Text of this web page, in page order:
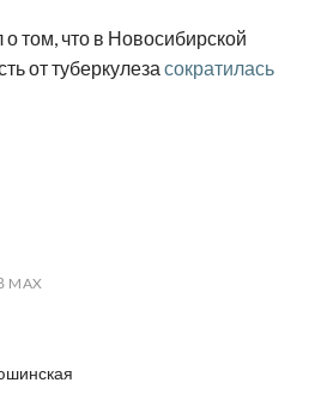
том, что в Новосибирской
от туберкулеза сократилась